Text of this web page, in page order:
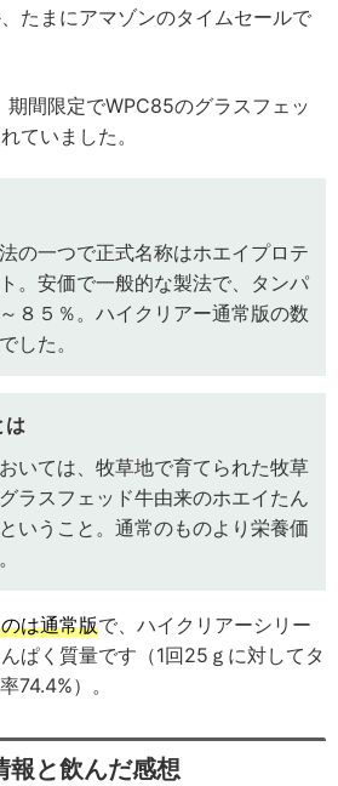
たまにアマゾンのタイムセールで
期間限定でWPC85のグラスフェッ
ていました。
の一つで正式名称はホエイプロテ
。安価で一般的な製法で、タンパ
８５％。ハイクリアー通常版の数
した。
は
いては、牧草地で育てられた牧草
ラスフェッド牛由来のホエイたん
いうこと。通常のものより栄養価
は通常版で、ハイクリアーシリー
ぱく質量です（1回25ｇに対してタ
74.4%）。
報と飲んだ感想